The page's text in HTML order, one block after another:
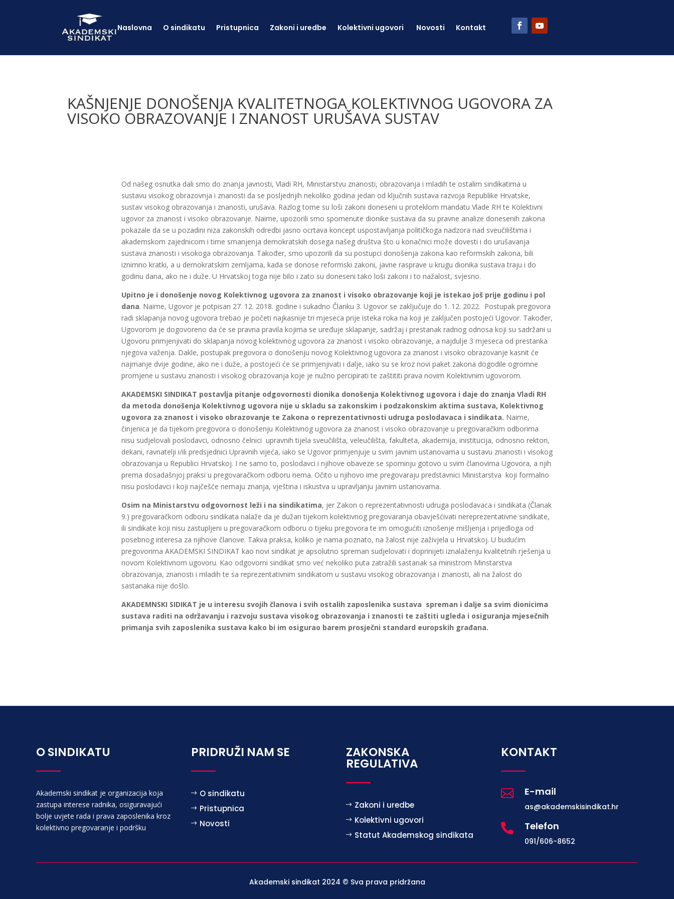
Naslovna O sindikatu Pristupnica Zakoni i uredbe Kolektivni ugovori Novosti Kontakt
KAŠNJENJE DONOŠENJA KVALITETNOGA KOLEKTIVNOG UGOVORA ZA
VISOKO OBRAZOVANJE I ZNANOST URUŠAVA SUSTAV
Od našeg osnutka dali smo do znanja javnosti, Vladi RH, Ministarstvu znanosti, obrazovanja i mladih te ostalim sindikatima u
sustavu visokog obrazovnja i znanosti da se posljednjih nekoliko godina jedan od ključnih sustava razvoja Republike Hrvatske,
sustav visokog obrazovanja i znanosti, urušava. Razlog tome su loši zakoni doneseni u proteklom mandatu Vlade RH te Kolektivni
ugovor za znanost i visoko obrazovanje. Naime, upozorili smo spomenute dionike sustava da su pravne analize donesenih zakona
pokazale da se u pozadini niza zakonskih odredbi jasno ocrtava koncept uspostavljanja političkoga nadzora nad sveučilištima i
akademskom zajednicom i time smanjenja demokratskih dosega našeg društva što u konačnici može dovesti i do urušavanja
sustava znanosti i visokoga obrazovanja. Također, smo upozorili da su postupci donošenja zakona kao reformskih zakona, bili
iznimno kratki, a u demokratskim zemljama, kada se donose reformski zakoni, javne rasprave u krugu dionika sustava traju i do
godinu dana, ako ne i duže. U Hrvatskoj toga nije bilo i zato su doneseni tako loši zakoni i to nažalost, svjesno.
Upitno je i donošenje novog Kolektivnog ugovora za znanost i visoko obrazovanje koji je istekao još prije godinu i pol
dana. Naime, Ugovor je potpisan 27. 12. 2018. godine i sukadno Članku 3. Ugovor se zaključuje do 1. 12. 2022. Postupak pregovora
radi sklapanja novog ugovora trebao je početi najkasnije tri mjeseca prije isteka roka na koji je zaključen postojeći Ugovor. Također,
Ugovorom je dogovoreno da će se pravna pravila kojima se uređuje sklapanje, sadržaj i prestanak radnog odnosa koji su sadržani u
Ugovoru primjenjivati do sklapanja novog kolektivnog ugovora za znanost i visoko obrazovanje, a najdulje 3 mjeseca od prestanka
njegova važenja. Dakle, postupak pregovora o donošenju novog Kolektivnog ugovora za znanost i visoko obrazovanje kasnit će
najmanje dvije godine, ako ne i duže, a postojeći će se primjenjivati i dalje, iako su se kroz novi paket zakona dogodile ogromne
promjene u sustavu znanosti i visokog obrazovanja koje je nužno percipirati te zaštititi prava novim Kolektivnim ugovorom.
AKADEMSKI SINDIKAT postavlja pitanje odgovornosti dionika donošenja Kolektivnog ugovora i daje do znanja Vladi RH
da metoda donošenja Kolektivnog ugovora nije u skladu sa zakonskim i podzakonskim aktima sustava, Kolektivnog
ugovora za znanost i visoko obrazovanje te Zakona o reprezentativnosti udruga poslodavaca i sindikata. Naime,
činjenica je da tijekom pregovora o donošenju Kolektivnog ugovora za znanost i visoko obrazovanje u pregovaračkim odborima
nisu sudjelovali poslodavci, odnosno čelnici upravnih tijela sveučilišta, veleučilišta, fakulteta, akademija, inistitucija, odnosno rektori,
dekani, ravnatelji i/ili predsjednici Upravnih vijeća, iako se Ugovor primjenjuje u svim javnim ustanovama u sustavu znanosti i visokog
obrazovanja u Republici Hrvatskoj. I ne samo to, poslodavci i njihove obaveze se spominju gotovo u svim članovima Ugovora, a njih
prema dosadašnjoj praksi u pregovaračkom odboru nema. Očito u njihovo ime pregovaraju predstavnici Ministarstva koji formalno
nisu poslodavci i koji najčešće nemaju znanja, vještina i iskustva u upravljanju javnim ustanovama.
Osim na Ministarstvu odgovornost leži i na sindikatima, jer Zakon o reprezentativnosti udruga poslodavaca i sindikata (Članak
9.) pregovaračkom odboru sindikata nalaže da je dužan tijekom kolektivnog pregovaranja obavješćivati nereprezentativne sindikate,
ili sindikate koji nisu zastupljeni u pregovaračkom odboru o tijeku pregovora te im omogućiti iznošenje mišljenja i prijedloga od
posebnog interesa za njihove članove. Takva praksa, koliko je nama poznato, na žalost nije zaživjela u Hrvatskoj. U budućim
pregovorima AKADEMSKI SINDIKAT kao novi sindikat je apsolutno spreman sudjelovati i doprinijeti iznalaženju kvalitetnih rješenja u
novom Kolektivnom ugovoru. Kao odgovorni sindikat smo već nekoliko puta zatražili sastanak sa ministrom Minstarstva
obrazovanja, znanosti i mladih te sa reprezentativnim sindikatom u sustavu visokog obrazovanja i znanosti, ali na žalost do
sastanaka nije došlo.
AKADEMNSKI SIDIKAT je u interesu svojih članova i svih ostalih zaposlenika sustava spreman i dalje sa svim dionicima
sustava raditi na održavanju i razvoju sustava visokog obrazovanja i znanosti te zaštiti ugleda i osiguranja mjesečnih
primanja svih zaposlenika sustava kako bi im osigurao barem prosječni standard europskih građana.
O SINDIKATU
Akademski sindikat je organizacija koja
zastupa interese radnika, osiguravajući
bolje uvjete rada i prava zaposlenika kroz
kolektivno pregovaranje i podršku
PRIDRUŽI NAM SE
O sindikatu
Pristupnica
Novosti
ZAKONSKA
REGULATIVA
Zakoni i uredbe
Kolektivni ugovori
Statut Akademskog sindikata
KONTAKT
 E-mail
as@akademskisindikat.hr
 Telefon
091/606-8652
Akademski sindikat 2024 © Sva prava pridržana